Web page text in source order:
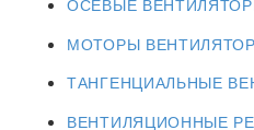
ОСЕВЫЕ
МОТОРЫ
ТАНГЕНЦИАЛЬНЫЕ
ВЕНТИЛЯЦИОННЫЕ